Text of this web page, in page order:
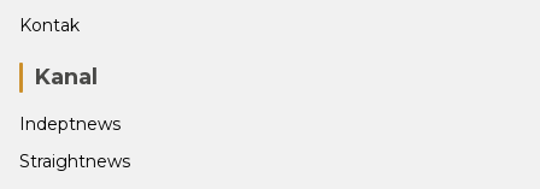
Kontak
Kanal
Indeptnews
Straightnews